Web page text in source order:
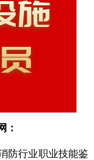
：
防行业职业技能鉴